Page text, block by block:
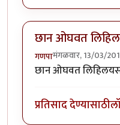
छान ओघवत
गणपामंगळवार, 13/03/
छान ओघवत
प्रतिसाद देण्यासाठी